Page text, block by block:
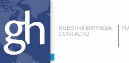
NUESTRA EMPRESA
CONTACTO